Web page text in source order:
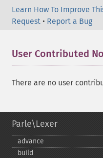
Learn How To Improve
Request • Report a Bug
User Contributed
There are no user
Parle\Lexer
advance
build